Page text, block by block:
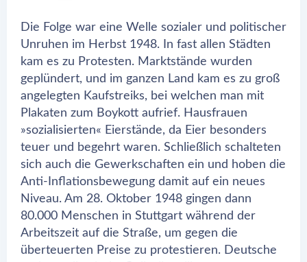
Die Folge war eine Welle sozialer und politischer
Unruhen im Herbst 1948. In fast allen Städten
kam es zu Protesten. Marktstände wurden
geplündert, und im ganzen Land kam es zu groß
angelegten Kaufstreiks, bei welchen man mit
Plakaten zum Boykott aufrief. Hausfrauen
»sozialisierten« Eierstände, da Eier besonders
teuer und begehrt waren. Schließlich schalteten
sich auch die Gewerkschaften ein und hoben die
Anti-Inflationsbewegung damit auf ein neues
Niveau. Am 28. Oktober 1948 gingen dann
80.000 Menschen in Stuttgart während der
Arbeitszeit auf die Straße, um gegen die
überteuerten Preise zu protestieren. Deutsche